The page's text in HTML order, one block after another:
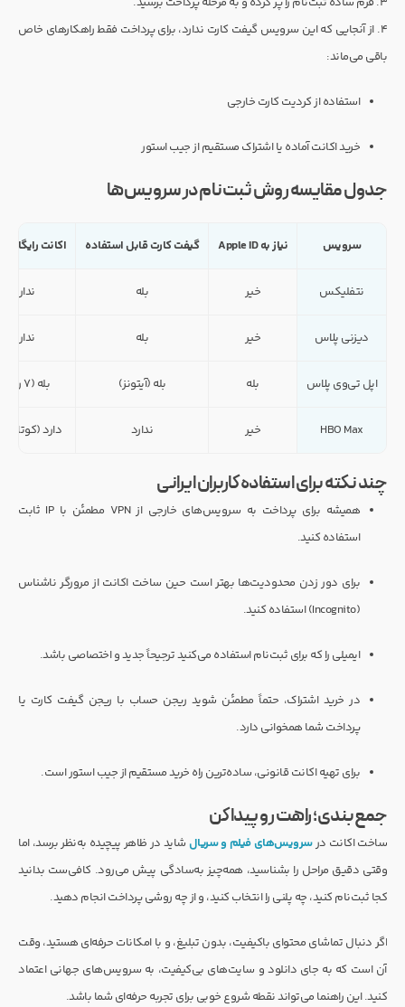
۴. از آنجایی که این سرویس گیفت کارت ندارد، برای پرداخت فقط راهکارهای خاص
باقی می‌ماند:
استفاده از کردیت کارت خارجی
خرید اکانت آماده یا اشتراک مستقیم از جیب استور
جدول مقایسه روش ثبت‌نام در سرویس‌ها
سرویس نیاز به Apple ID گیفت کارت قابل استفاده اکانت رایگان
نتفلیکس خیر بله ندارد
دیزنی پلاس خیر بله ندارد
اپل تی‌وی پلاس بله بله (آیتونز) بله (۷ روزه)
HBO Max خیر ندارد دارد
چند نکته برای استفاده کاربران ایرانی
همیشه برای پرداخت به سرویس‌های خارجی از VPN مطمئن با IP ثابت
استفاده کنید.
برای دور زدن محدودیت‌ها بهتر است حین ساخت اکانت از مرورگر ناشناس
(Incognito) استفاده کنید.
ایمیلی را که برای ثبت‌نام استفاده می‌کنید ترجیحاً جدید و اختصاصی باشد.
در خرید اشتراک، حتماً مطمئن شوید ریجن حساب با ریجن گیفت کارت یا
پرداخت شما همخوانی دارد.
برای تهیه اکانت قانونی، ساده‌ترین راه خرید مستقیم از جیب استور است.
جمع‌بندی؛ راهت رو پیدا کن
ساخت اکانت درسرویس‌های فیلم و سریال شاید در ظاهر پیچیده به‌نظر برسد، اما
وقتی دقیق مراحل را بشناسید، همه‌چیز به‌سادگی پیش می‌رود. کافی‌ست بدانید
کجا ثبت‌نام کنید، چه پلنی را انتخاب کنید، و از چه روشی پرداخت انجام دهید.
اگر دنبال تماشای محتوای باکیفیت، بدون تبلیغ، و با امکانات حرفه‌ای هستید، وقت
آن است که به جای دانلود و سایت‌های بی‌کیفیت، به سرویس‌های جهانی اعتماد
کنید. این راهنما می‌تواند نقطه شروع خوبی برای تجربه‌ حرفه‌ای شما باشد.